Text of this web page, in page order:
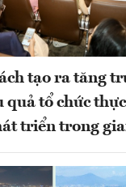
tạo ra tăng
quả tổ chức
triển trong